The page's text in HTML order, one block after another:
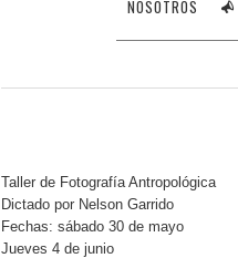
NOSOTROS
Taller de Fotografía Antropológica
Dictado por Nelson Garrido
Fechas: sábado 30 de mayo
Jueves 4 de junio